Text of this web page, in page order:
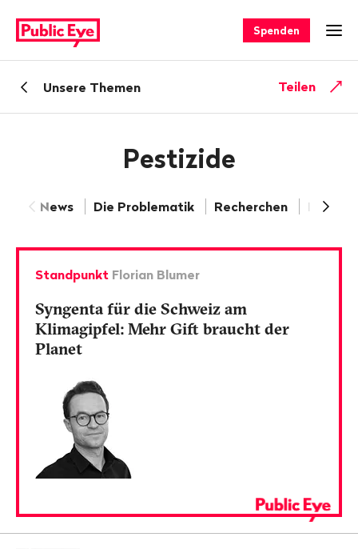
auf
publiceye.ch
Spenden
ZurückUnsere Themen Teilen
Pestizide
News Die Problematik Recherchen
Standpunkt Florian Blumer
Syngenta für die Schweiz am
Klimagipfel: Mehr Gift braucht der
Planet